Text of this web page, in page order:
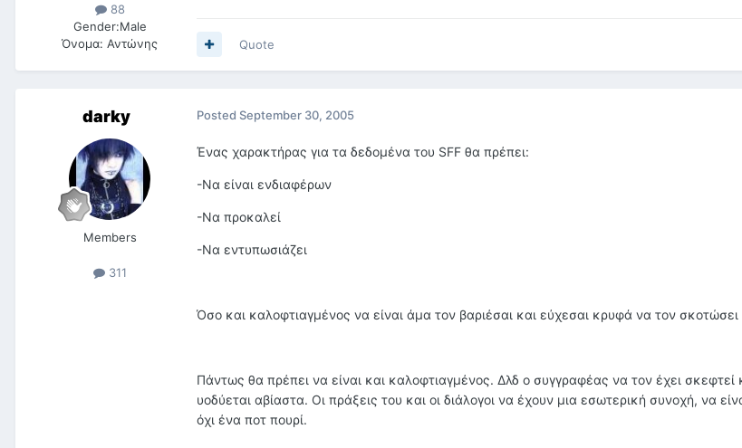
88
Gender:Male
Όνομα: Αντώνης Quote
darky
Members
311
Posted September 30, 2005
Ένας χαρακτήρας για τα δεδομένα του SFF θα πρέπει:
-Να είναι ενδιαφέρων
-Να προκαλεί
-Να εντυπωσιάζει
Όσο και καλοφτιαγμένος να είναι άμα τον βαριέσαι και εύχεσαι κρυφά να τον
Πάντως θα πρέπει να είναι και καλοφτιαγμένος. Δλδ ο συγγραφέας να τον έχει σκεφτεί
υοδύεται αβίαστα. Οι πράξεις του και οι διάλογοι να έχουν μια εσωτερική συνοχή, να
όχι ένα ποτ πουρί.